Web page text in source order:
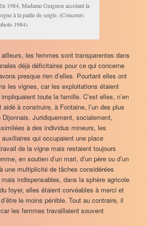
1984, Madame Guignon accolant la
à la paille de seigle. (Concours
1984)
les femmes sont transparentes dans
déjà déficitaires pour ce qui concerne
presque rien d’elles. Pourtant elles ont
les vignes, car les exploitations étaient
toute la famille. C’est elles, n’en
à construire, à Fontaine, l’un des plus
Juridiquement, socialement,
à des individus mineurs, les
qui occupaient une place
de la vigne mais restaient toujours
en soutien d’un mari, d’un père ou d’un
une multiplicité de tâches considérées
indispensables, dans la sphère agricole
foyer, elles étaient corvéables à merci et
le moins pénible. Tout au contraire, il
les femmes travaillaient souvent